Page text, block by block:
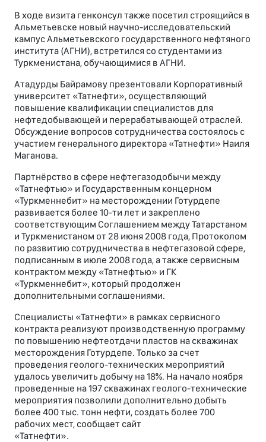
В ходе визита генконсул также посетил строящийся в
Альметьевске новый научно-исследовательский
кампус Альметьевского государственного нефтяного
института (АГНИ), встретился со студентами из
Туркменистана, обучающимися в АГНИ.
Атадурды Байрамову презентовали Корпоративный
университет «Татнефти», осуществляющий
повышение квалификации специалистов для
нефтедобывающей и перерабатывающей отраслей.
Обсуждение вопросов сотрудничества состоялось с
участием генерального директора «Татнефти» Наиля
Маганова.
Партнёрство в сфере нефтегазодобычи между
«Татнефтью» и Государственным концерном
«Туркменнебит» на месторождении Готурдепе
развивается более 10-ти лет и закреплено
соответствующим Соглашением между Татарстаном
и Туркменистаном от 28 июня 2008 года, Протоколом
по развитию сотрудничества в нефтегазовой сфере,
подписанным в июле 2008 года, а также сервисным
контрактом между «Татнефтью» и ГК
«Туркменнебит», который продолжен
дополнительными соглашениями.
Специалисты «Татнефти» в рамках сервисного
контракта реализуют производственную программу
по повышению нефтеотдачи пластов на скважинах
месторождения Готурдепе. Только за счет
проведения геолого-технических мероприятий
удалось увеличить добычу на 18%. На начало ноября
проведенные на 197 скважинах геолого-технические
мероприятия позволили дополнительно добыть
более 400 тыс. тонн нефти, создать более 700
рабочих мест, сообщает сайт
«Татнефти».